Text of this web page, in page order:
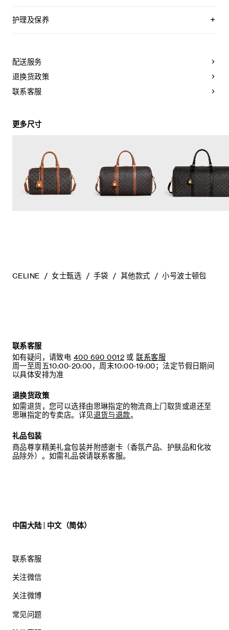
护理及保养
建议您：
- 防止潮湿；避免接触液体、护手霜、洗手液、化妆品及香水。
如果您的手袋不慎接触到水或上述物质，请用干燥且不带绒毛
痕，可使用柔软的干布轻轻揉搓，以减弱划痕。
配送服务
退换货政策
联系客服
更多尺寸
CELINE 女士甄选 手袋 其他款式 小号波士顿包
联系客服
如有疑问，请致电 400 690 0012 或 联系客服
周一至周五10:00-20:00，周末10:00-19:00；法定节假日期间
以具体安排为准
退换货政策
如需退货，您可以选择由思琳指定的物流商上门取货或退还至
思琳指定的专卖店。详见退货与退款。
礼品包装
商品尊享精美礼盒包装并附感谢卡（香氛产品、护肤品和化妆
品除外）。如需礼品袋请联系客服。
中国大陆 | 中文（简体）
联系客服
关注微信
关注微博
常见问题